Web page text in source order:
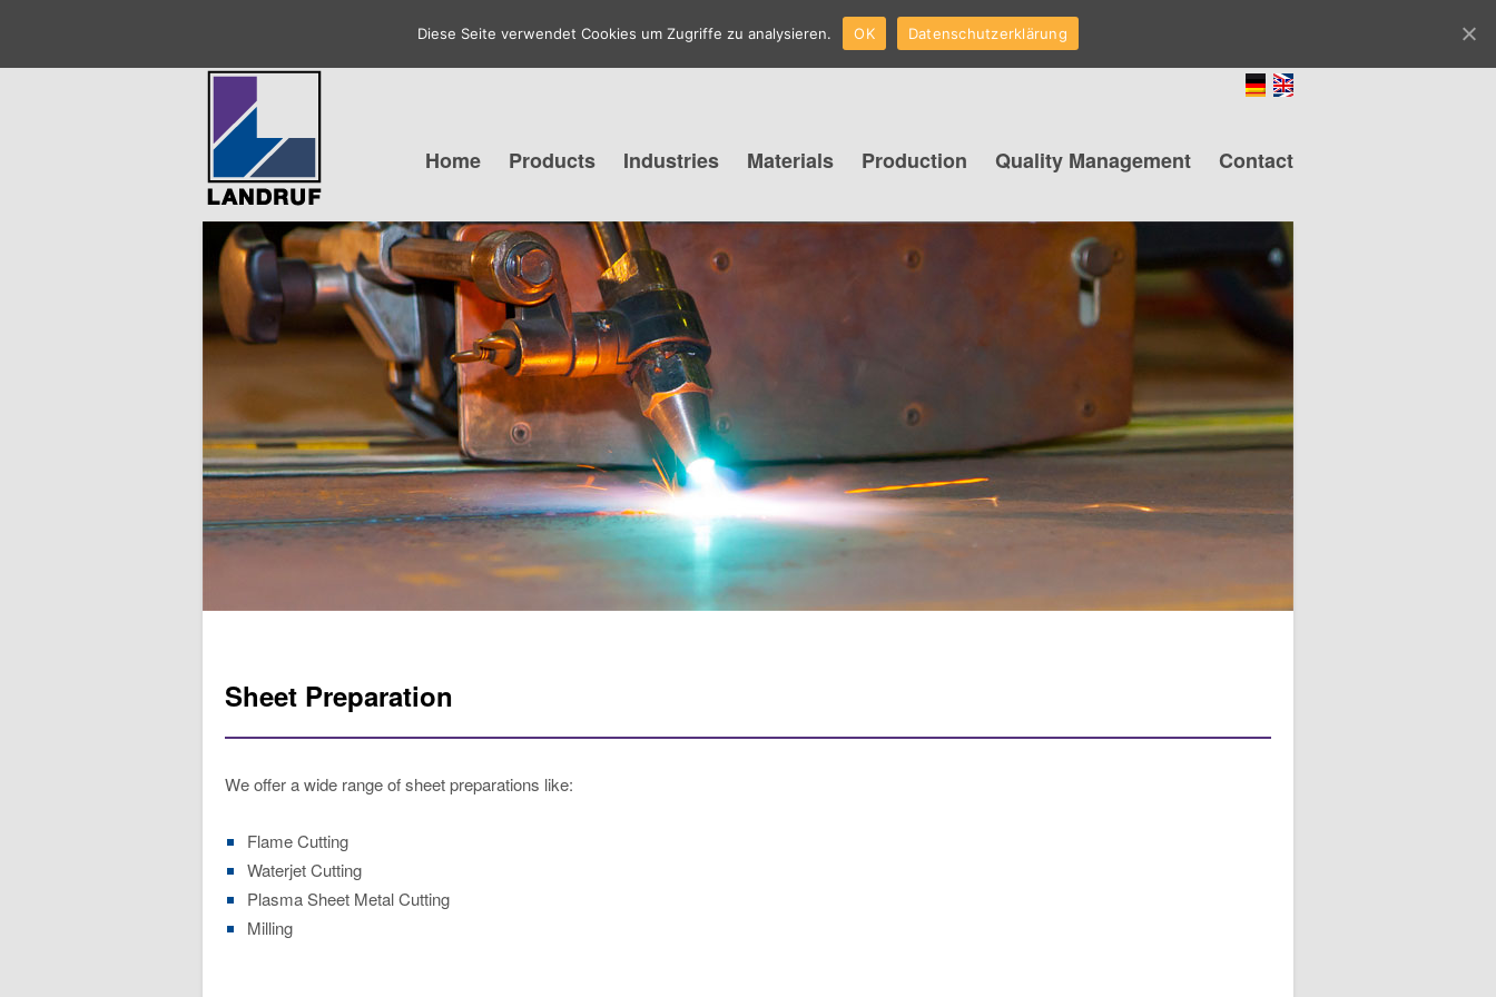
Diese Seite verwendet Cookies um Zugriffe zu analysieren.Datenschutzerklärung
Home Products Industries Materials Production Quality Management Contact
Sheet Preparation
We offer a wide range of sheet preparations like:
Flame Cutting
Waterjet Cutting
Plasma Sheet Metal Cutting
Milling
Diese Seite verwendet Cookies um Zugriffe zu analysieren. OK Datenschutzerklärung